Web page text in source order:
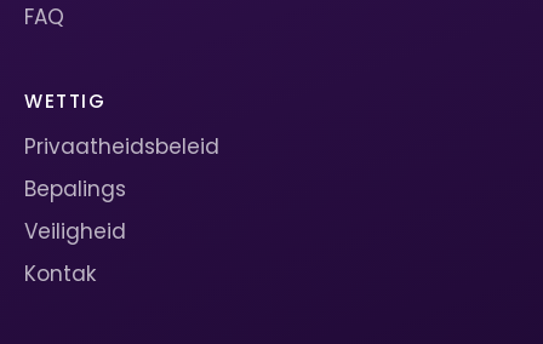
FAQ
WETTIG
Privaatheidsbeleid
Bepalings
Veiligheid
Kontak